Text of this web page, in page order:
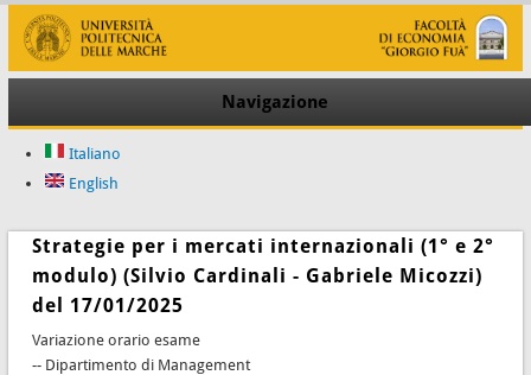
Navigazione
Italiano
English
Strategie per i mercati internazionali (1° e 2°
modulo) (Silvio Cardinali - Gabriele Micozzi)
del 17/01/2025
Variazione orario esame
-- Dipartimento di Management